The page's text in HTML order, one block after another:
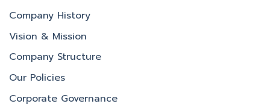
Company History
Vision & Mission
Company Structure
Our Policies
Corporate Governance